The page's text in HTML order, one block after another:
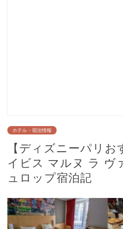
ホテル・宿泊情報
【ディズニーパリお
イビス マルヌ ラ ヴ
ュロップ宿泊記